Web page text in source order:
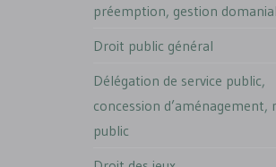
préemption, gestion
Droit public général
Délégation de service public,
concession d’aménagement,
public